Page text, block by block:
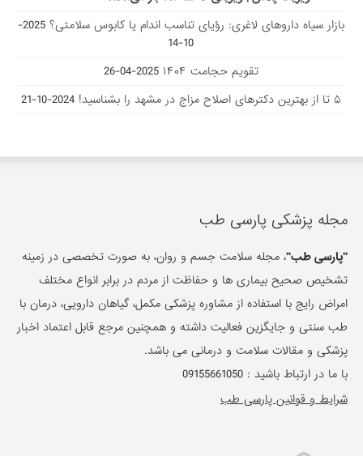
بازار سیاه داروهای لاغری: رؤیای تناسب اندام یا کابوس سلامتی؟
2025-
10-14
تقویم حجامت ۱۴۰۴
2025-04-26
۵ تا از بهترین دکتر‌های اصلاح مزاج در مشهد را بشناسید!
2024-10-21
مجله پزشکی پارسی طب
"پارسی طب"، مجله سلامت جسم و روان، به صورت تخصصی در زمینه
تشخیص صحیح بیماری ها و حفاظت از مردم در برابر انواع مختلف
امراض رایج با استفاده از مشاوره پزشکی مکمل، گیاهان دارویی، درمان با
طب سنتی و جایگزین فعالیت داشته و همچنین مرجع قابل اعتماد اخبار
پزشکی و مقالات سلامت و درمانی می باشد.
با ما در ارتباط باشید :09155661050
شرایط و قوانین پارسی طب